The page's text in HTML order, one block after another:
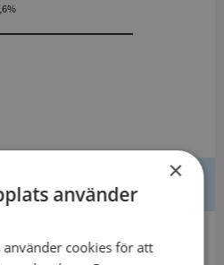
×
använder
cookies för att